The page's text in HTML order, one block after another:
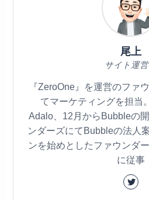
尾上
サイト運
『ZeroOne』を運営のファ
てマーケティングを担当
Adalo、12月からBubbleの
ンダーズにてBubbleの法人
ンを始めとしたファウンダ
に従事